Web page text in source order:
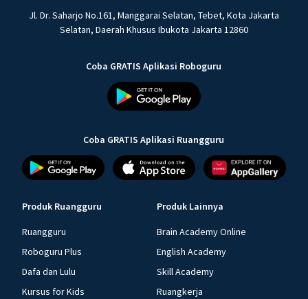
Jl. Dr. Saharjo No.161, Manggarai Selatan, Tebet, Kota Jakarta
Selatan, Daerah Khusus Ibukota Jakarta 12860
Coba GRATIS Aplikasi Roboguru
Coba GRATIS Aplikasi Ruangguru
Produk Ruangguru
Ruangguru
Roboguru Plus
Dafa dan Lulu
Kursus for Kids
Produk Lainnya
Brain Academy Online
English Academy
Skill Academy
Ruangkerja